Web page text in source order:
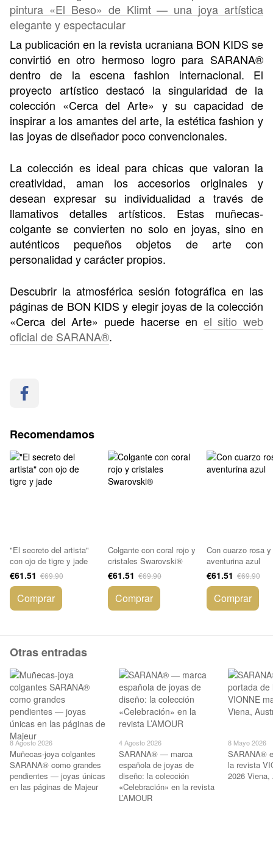
La publicación en la revista ucraniana BON KIDS se
convirtió en otro hermoso logro para SARANA®
dentro de la escena fashion internacional. El
proyecto artístico destacó la singularidad de la
colección «Cerca del Arte» y su capacidad de
inspirar a los amantes del arte, la estética fashion y
las joyas de diseñador poco convencionales.
La colección es ideal para chicas que valoran la
creatividad, aman los accesorios originales y
desean expresar su individualidad a través de
llamativos detalles artísticos. Estas muñecas-
colgante se convierten no solo en joyas, sino en
auténticos pequeños objetos de arte con
personalidad y carácter propios.
Descubrir la atmosférica sesión fotográfica en las
páginas de BON KIDS y elegir joyas de la colección
«Cerca del Arte» puede hacerse en el sitio web
oficial de SARANA®.
Recomendamos
"El secreto del artista"
con ojo de tigre y jade
€61.51 €69.90
Comprar
Colgante con coral rojo y
cristales Swarovski®
€61.51 €69.90
Comprar
Con cuarzo rosa y
aventurina azul
€61.51 €69.90
Comprar
Otras entradas
8 Agosto 2026
Muñecas-joya colgantes
SARANA® como grandes
pendientes — joyas únicas
en las páginas de Majeur
4 Agosto 2026
SARANA® — marca
española de joyas de
diseño: la colección
«Celebración» en la revista
L’AMOUR
8 Mayo 2026
SARANA®
la revista
2026